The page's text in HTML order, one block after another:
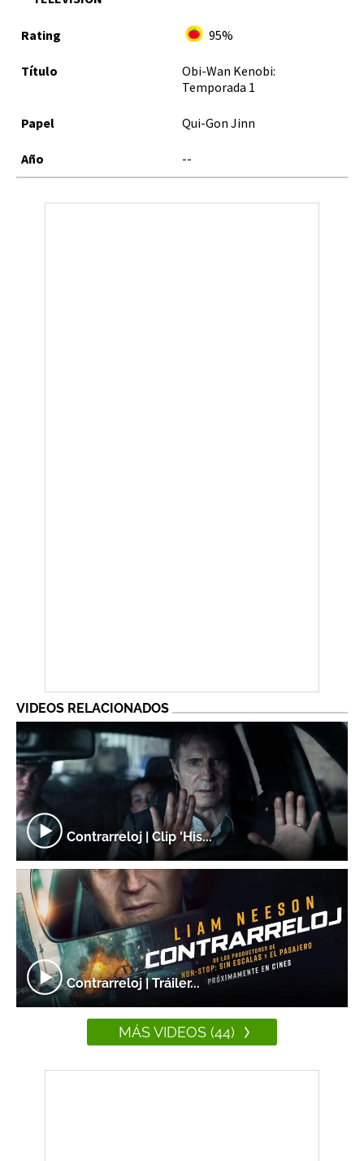
95%
Obi-Wan Kenobi:
Temporada 1
Qui-Gon Jinn
--
VIDEOS RELACIONADOS
Contrarreloj | Clip 'His...
Contrarreloj | Tráiler...
MÁS VIDEOS (44)